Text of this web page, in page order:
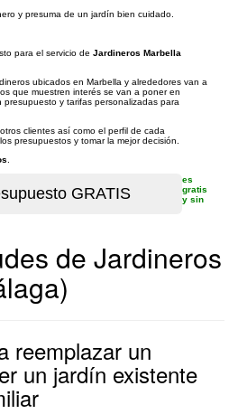
y presuma de un jardín bien cuidado.
para el servicio de Jardineros Marbella
ubicados en Marbella y alrededores van a
que muestren interés se van a poner en
y tarifas personalizadas para
clientes así como el perfil de cada
presupuestos y tomar la mejor decisión.
es
gratis
y sin
de Jardineros
reemplazar un
un jardín existente